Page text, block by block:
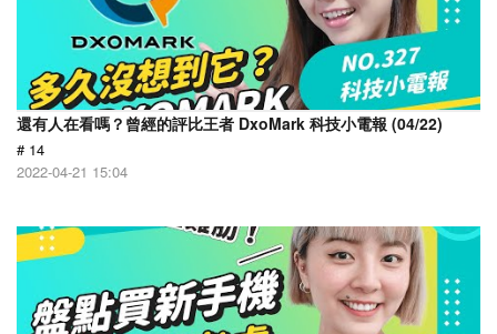
還有人在看嗎？曾經的評比王者 DxoMark 科技小電報 (04/22)
# 14
2022-04-21 15:04